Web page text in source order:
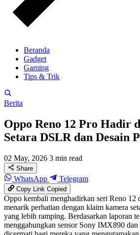
Beranda
Gadget
Gaming
Tips & Trik
Berita
Oppo Reno 12 Pro Hadir
Setara DSLR dan Desain
02 May, 2026 3 min read
Share
WhatsApp Telegram
Copy LinkCopied
Oppo kembali menghadirkan seri Reno 12
menarik perhatian dengan klaim kamera
yang lebih ramping. Berdasarkan laporan
menggabungkan sensor Sony IMX890